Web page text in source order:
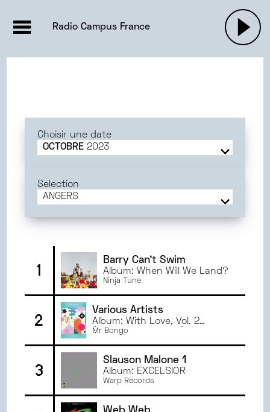
ACTUALITÉS
EMISSIONS |
PODCASTS
Radio Campus France
Choisir une date
OCTOBRE 2023
MAI
2025
AVRIL2025
2024
NOVEMBRE2024
OCTOBRE2024
SEPTEMBRE 2024
JUIN2024
2024
AVRIL2024
FÉVRIER
JANVIER2024
Selection
ANGERS
ANGERS
ORLÉANS
PARIS
RENNES
1
Barry Can't Swim
Album: When Will We Land?
Ninja Tune
2
Various Artists
Album: With Love, Vol. 2
(Compiled by miche)
Mr Bongo
3
Slauson Malone 1
Album: EXCELSIOR
Warp Records